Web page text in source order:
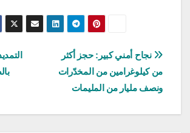
تصفّح
المقالات
نجاح أمني كبير: حجز أكثر
من كيلوغرامين من المخدّرات
ونصف مليار من المليمات